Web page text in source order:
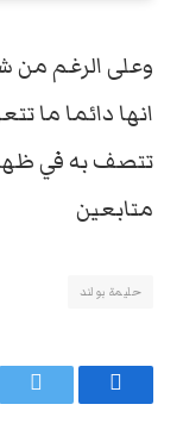
وعلى الرغم من
انها دائما ما
تتصف به في
متابعين
حليمة بولند
فيسبوك تويتر